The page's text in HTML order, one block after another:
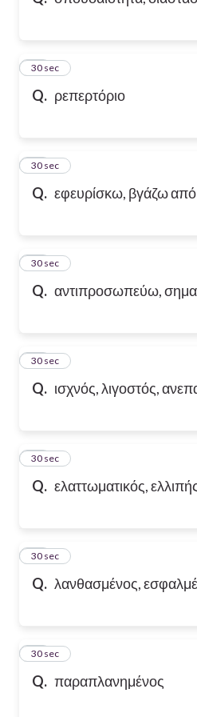
Q. ρεπερτόριο
10
30 sec
Q. εφευρίσκω, βγάζω
11
30 sec
Q. αντιπροσωπεύω,
12
30 sec
Q. ισχνός, λιγοστός,
13
30 sec
Q. ελαττωματικός,
14
30 sec
Q. λανθασμένος,
15
30 sec
Q. παραπλανημένος
16
30 sec